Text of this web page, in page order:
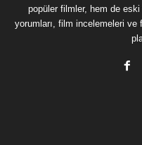
popüler filmler, hem de
yorumları, film incelemeleri ve